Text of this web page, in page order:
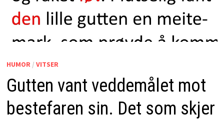
HUMOR/ VITSER
Gutten vant veddemålet mot
bestefaren sin. Det som skjer